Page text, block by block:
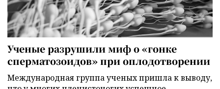
Ученые разрушили миф о «гонке
сперматозоидов» при оплодотворении
Международная группа ученых пришла к выводу,